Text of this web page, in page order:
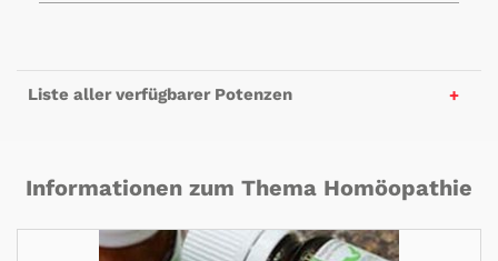
Liste aller verfügbarer Potenzen
Informationen zum Thema Homöopathie